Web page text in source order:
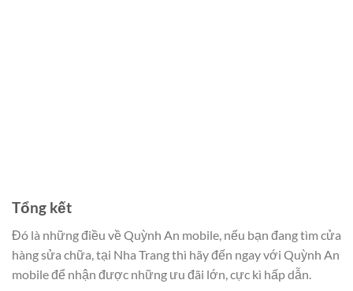
Tổng kết
Đó là những điều về Quỳnh An mobile, nếu bạn đang tìm cửa
hàng sửa chữa, tại Nha Trang thì hãy đến ngay với Quỳnh An
mobile để nhận được những ưu đãi lớn, cực kì hấp dẫn.